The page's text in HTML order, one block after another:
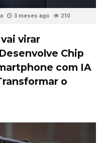
3 meses ago 210
virar
Chip
com IA
o